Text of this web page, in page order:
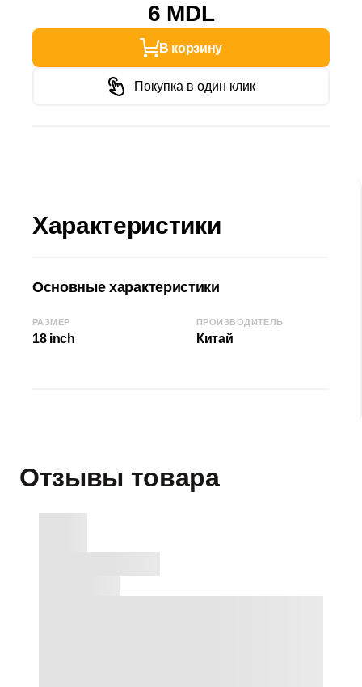
6 MDL
В корзину
Покупка в один клик
Характеристики
Основные характеристики
РАЗМЕР
18 inch
ПРОИЗВОДИТЕЛЬ
Китай
Отзывы товара